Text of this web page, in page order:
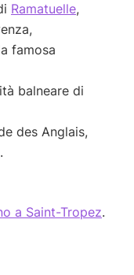
Ramatuelle,
famosa
balneare di
des Anglais,
.
a Saint-Tropez.